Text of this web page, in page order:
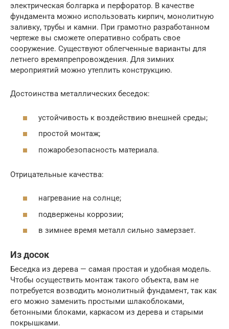
электрическая болгарка и перфоратор. В качестве
фундамента можно использовать кирпич, монолитную
заливку, трубы и камни. При грамотно разработанном
чертеже вы сможете оперативно собрать свое
сооружение. Существуют облегченные варианты для
летнего времяпрепровождения. Для зимних
мероприятий можно утеплить конструкцию.
Достоинства металлических беседок:
устойчивость к воздействию внешней среды;
простой монтаж;
пожаробезопасность материала.
Отрицательные качества:
нагревание на солнце;
подвержены коррозии;
в зимнее время металл сильно замерзает.
Из досок
Беседка из дерева — самая простая и удобная модель.
Чтобы осуществить монтаж такого объекта, вам не
потребуется возводить монолитный фундамент, так как
его можно заменить простыми шлакоблоками,
бетонными блоками, каркасом из дерева и старыми
покрышками.